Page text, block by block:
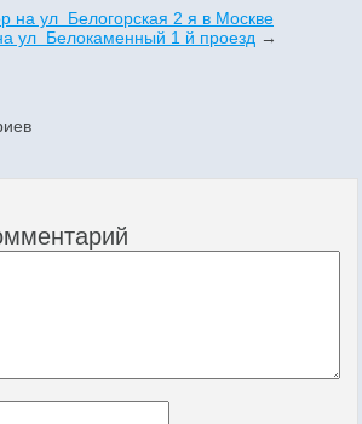
на ул Белогорская 2 я в Москве
ул Белокаменный 1 й проезд →